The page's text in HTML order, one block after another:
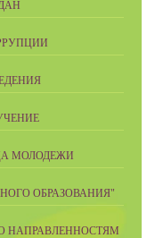
МОЛОДЕЖИ
ОБРАЗОВАНИЯ"
НАПРАВЛЕННОСТЯМ